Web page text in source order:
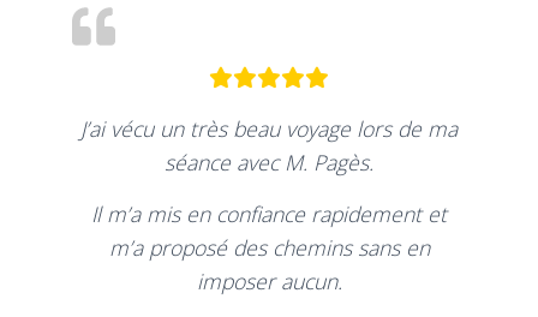
J’ai vécu un très beau voyage lors de ma
séance avec M. Pagès.
Il m’a mis en confiance rapidement et
m’a proposé des chemins sans en
imposer aucun.